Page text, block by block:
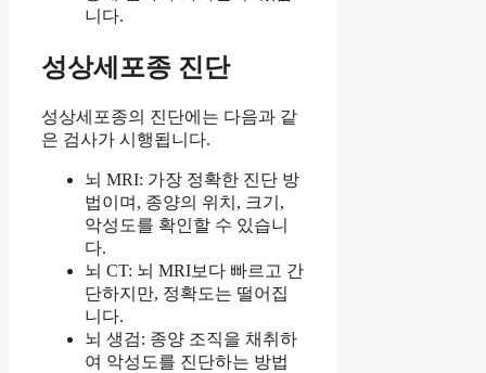
니다.
성상세포종 진단
성상세포종의 진단에는 다음과 같
은 검사가 시행됩니다.
뇌 MRI: 가장 정확한 진단 방
법이며, 종양의 위치, 크기,
악성도를 확인할 수 있습니
다.
뇌 CT: 뇌 MRI보다 빠르고 간
단하지만, 정확도는 떨어집
니다.
뇌 생검: 종양 조직을 채취하
여 악성도를 진단하는 방법